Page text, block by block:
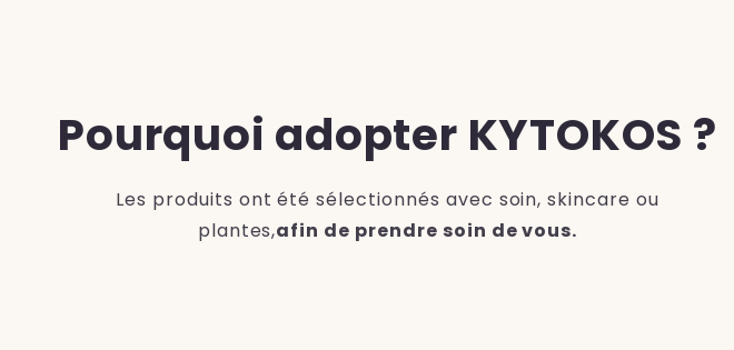
Pourquoi adopter KYTOKOS ?
Les produits ont été sélectionnés avec soin, skincare ou
plantes,afin de prendre soin de vous.